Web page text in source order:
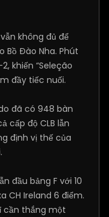
không đủ để
Bồ Đào Nha. Phút
khiến “Seleção
đầy tiếc nuối.
đã có 948 bàn
cấp độ CLB lẫn
định vị thế của
đầu bảng F với 10
CH Ireland 6 điểm.
cần thắng một